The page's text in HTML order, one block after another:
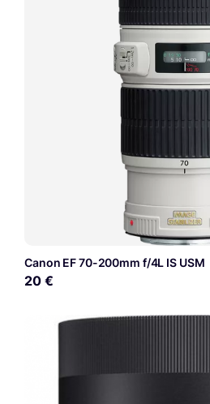
Canon EF 70-200mm f/4L IS USM
20 €